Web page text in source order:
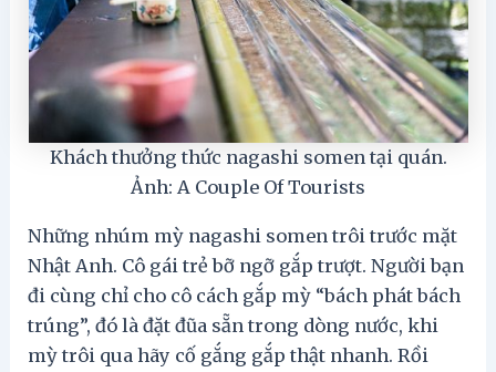
Khách thưởng thức nagashi somen tại quán.
Ảnh: A Couple Of Tourists
Những nhúm mỳ nagashi somen trôi trước mặt
Nhật Anh. Cô gái trẻ bỡ ngỡ gắp trượt. Người bạn
đi cùng chỉ cho cô cách gắp mỳ “bách phát bách
trúng”, đó là đặt đũa sẵn trong dòng nước, khi
mỳ trôi qua hãy cố gắng gắp thật nhanh. Rồi